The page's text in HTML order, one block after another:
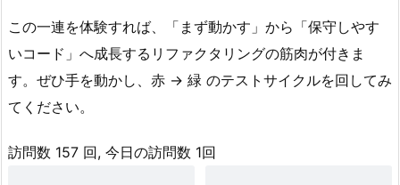
6.
め
―
さ
この一連を体験すれば、「まず動かす」から「保守しやす
いコード」へ成長するリファクタリングの筋肉が付きま
す。ぜひ手を動かし、赤 → 緑 のテストサイクルを回してみ
てください。
訪問数 157 回, 今日の訪問数 1回